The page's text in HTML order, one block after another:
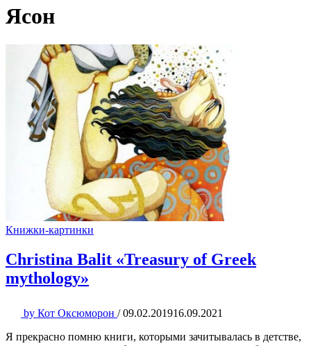
Ясон
Книжки-картинки
Christina Balit «Treasury of Greek
mythology»
by Кот Оксюморон / 09.02.201916.09.2021
Я прекрасно помню книги, которыми зачитывалась в детстве,